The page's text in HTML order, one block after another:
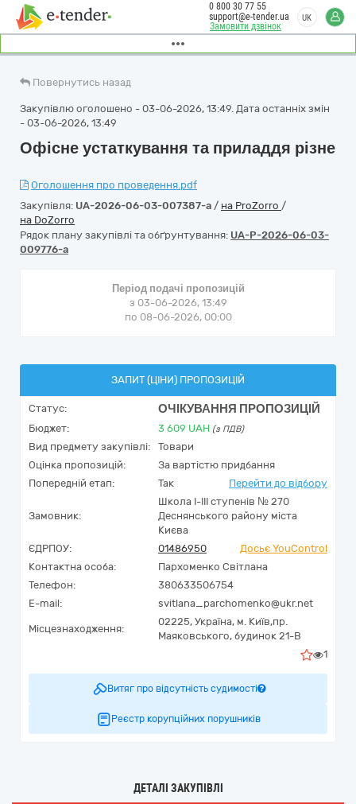
Замовити дзвінок
0 800 30 77 55
support@e-tender.ua
UK
Повернутись назад
Закупівлю оголошено - 03-06-2026, 13:49. Дата останніх змін
- 03-06-2026, 13:49
Офісне устаткування та приладдя різне
Оголошення про проведення.pdf
Закупівля: UA-2026-06-03-007387-a / на ProZorro /
на DoZorro
Рядок плану закупівлі та обґрунтування: UA-P-2026-06-03-
009776-a
Період подачі пропозицій
з 03-06-2026, 13:49
по 08-06-2026, 00:00
ЗАПИТ (ЦІНИ) ПРОПОЗИЦІЙ
Статус: ОЧІКУВАННЯ ПРОПОЗИЦІЙ
Бюджет: 3 609 UAH (з ПДВ)
Вид предмету закупівлі:
Товари
Оцінка пропозицій:
За вартістю придбання
Попередній етап:
Так Перейти до відбору
Замовник:
Школа І-ІІІ ступенів № 270
Деснянського району міста
Києва
ЄДРПОУ:
01486950
Досьє YouControl
Контактна особа:
Пархоменко Світлана
Телефон:
380633506754
E-mail:
svitlana_parchomenko@ukr.net
Місцезнаходження:
02225, Україна, м. Київ,пр.
Маяковського, будинок 21-В
1
Витяг про відсутність судимості
Реєстр корупційних порушників
ДЕТАЛІ ЗАКУПІВЛІ